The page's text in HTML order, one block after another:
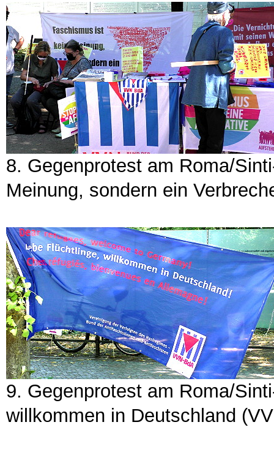
8. Gegenprotest am Roma/
Meinung, sondern ein
9. Gegenprotest am Roma/
willkommen in Deutschland